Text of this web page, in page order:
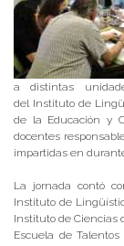
a distintas
del Instituto de
de la Educación y
docentes
impartidas en
La jornada contó
Instituto de
Instituto de Ciencias
Escuela de